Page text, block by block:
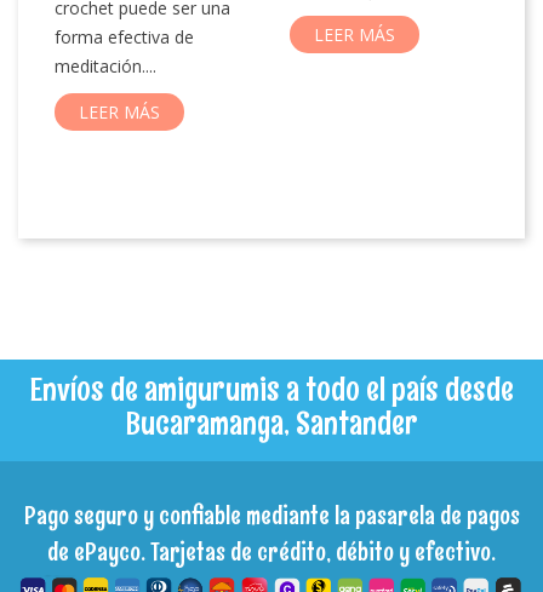
crochet puede ser una
forma efectiva de
meditación....
LEER MÁS
LEER MÁS
Envíos de amigurumis a todo el país desde
Bucaramanga, Santander
Pago seguro y confiable mediante la pasarela de pagos
de ePayco. Tarjetas de crédito, débito y efectivo.